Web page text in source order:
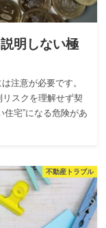
明しない極
注意が必要です。
スクを理解せず契
住宅”になる危険があ
不動産トラブル